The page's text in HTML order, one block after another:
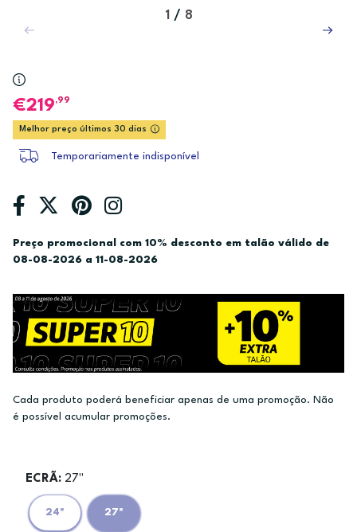
1 / 8
219,99
Melhor preço últimos 30 dias
Temporariamente indisponível
Preço promocional com 10% desconto em talão válido de
08-08-2026 a 11-08-2026
Cada produto poderá beneficiar apenas de uma promoção. Não
é possível acumular promoções.
ECRÃ: 27"
24" 27"